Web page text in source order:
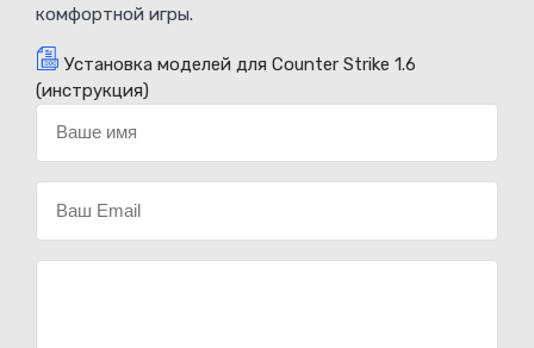
комфортной игры.
Установка моделей для Counter Strike 1.6
(инструкция)